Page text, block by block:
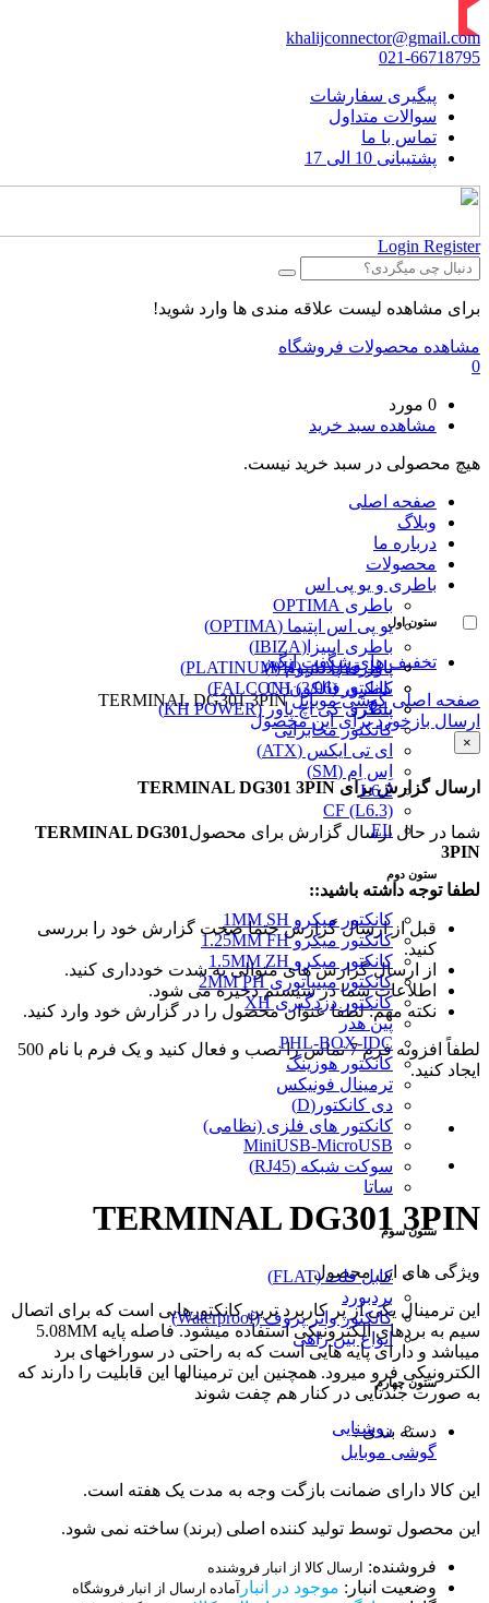
khalijconnector@gmail.com
021-66718795
پیگیری سفارشات
سوالات متداول
تماس با ما
پشتیبانی 10 الی 17
Login Register
برای مشاهده لیست علاقه مندی ها وارد شوید!
مشاهده محصولات فروشگاه
0
0 مورد
مشاهده سبد خرید
هیچ محصولی در سبد خرید نیست.
صفحه اصلی
وبلاگ
درباره ما
محصولات
ستون اول
پاور قفل دار (VH)
کانکتور (3/96) CH
پینگرد
کانکتور مخابراتی
ای تی ایکس (ATX)
اِس اِم (SM)
L6.2
CF (L6.3)
EL
ستون دوم
کانکتور میکرو 1MM SH
کانکتور میکرو 1.25MM FH
کانکتور میکرو 1.5MM ZH
کانکتور مینیاتوری 2MM PH
کانکتور دزدگیری XH
پین هدر
PHL-BOX-IDC
کانکتور هوزینگ
ترمینال فونیکس
دی کانکتور(D)
کانکتور های فلزی (نظامی)
MiniUSB-MicroUSB
سوکت شبکه (RJ45)
ساتا
ستون سوم
کابل فلت (FLAT)
بردبورد
کانکتور واتر پروف (Waterproof)
انواع بین راهی
ستون چهارم
روشنایی
باطری و یو پی اس
باطری OPTIMA
یو پی اس اپتیما (OPTIMA)
باطری ایبیزا(IBIZA)
باطری پلاتینیوم (PLATINUM)
باطری فالکون(FALCON)
باطری کی اچ پاور (KH POWER)
تخفیف های شگفت انگیز
صفحه اصلی گوشی موبایل TERMINAL DG301 3PIN
ارسال بازخورد برای این محصول
×
ارسال گزارش برای TERMINAL DG301 3PIN
شما در حال ارسال گزارش برای محصولTERMINAL DG301
3PIN
لطفا توجه داشته باشید::
قبل از ارسال گزارش حتما صحت گزارش خود را بررسی
کنید.
از ارسال گزارش های متوالی به شدت خودداری کنید.
اطلاعات شما در سیستم ذخیره می شود.
نکته مهم: لطفا عنوان محصول را در گزارش خود وارد کنید.
لطفاً افزونه فرم 7 تماس را نصب و فعال کنید و یک فرم با نام 500
ایجاد کنید.
TERMINAL DG301 3PIN
ویژگی های این محصول
این ترمینال یکی از پر کاربرد ترین کانکتورهایی است که برای اتصال
سیم به بردهای الکترونیکی استفاده میشود. فاصله پایه 5.08MM
میباشد و دارای پایه هایی است که به راحتی در سوراخهای برد
الکترونیکی فرو میرود. همچنین این ترمینالها این قابلیت را دارند که
به صورت جندتایی در کنار هم چفت شوند
دسته بندی :
گوشی موبایل
این کالا دارای ضمانت بازگت وجه به مدت یک هفته است.
این محصول توسط تولید کننده اصلی (برند) ساخته نمی شود.
فروشنده: ارسال کالا از انبار فروشنده
وضعیت انبار: موجود در انبار آماده ارسال از انبار فروشگاه